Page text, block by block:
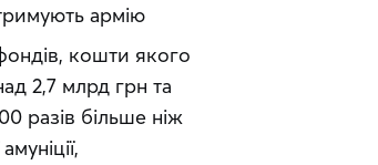
армію
кошти якого
2,7 млрд грн та
разів більше ніж